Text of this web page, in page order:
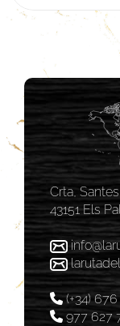
Crta,
43151 Els
(+34)
977 627